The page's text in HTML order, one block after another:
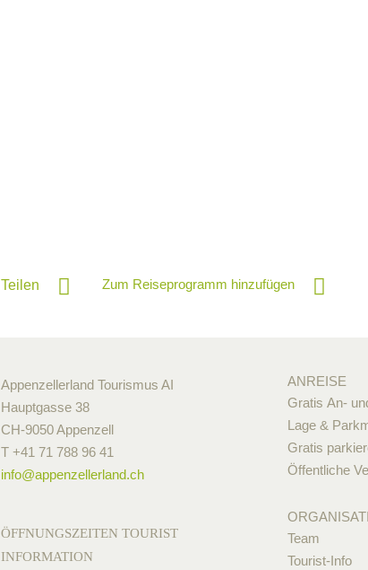
Teilen Zum Reiseprogramm hinzufügen
Appenzellerland Tourismus AI
Hauptgasse 38
CH-9050 Appenzell
T +41 71 788 96 41
info@appenzellerland.ch
ÖFFNUNGSZEITEN TOURIST
INFORMATION
ANREISE
Gratis An-
Lage &
Gratis
Öffentliche
Team
Tourist-Info